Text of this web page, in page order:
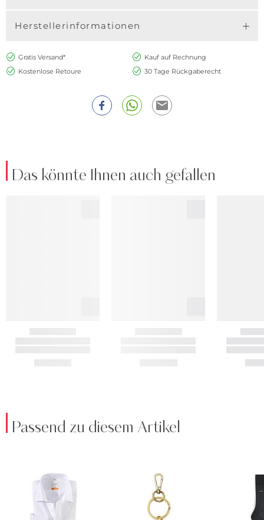
Herstellerinformationen
Gratis Versand*
Kauf auf Rechnung
Kostenlose Retoure
30 Tage Rückgaberecht
Das könnte Ihnen auch gefallen
Passend zu diesem Artikel